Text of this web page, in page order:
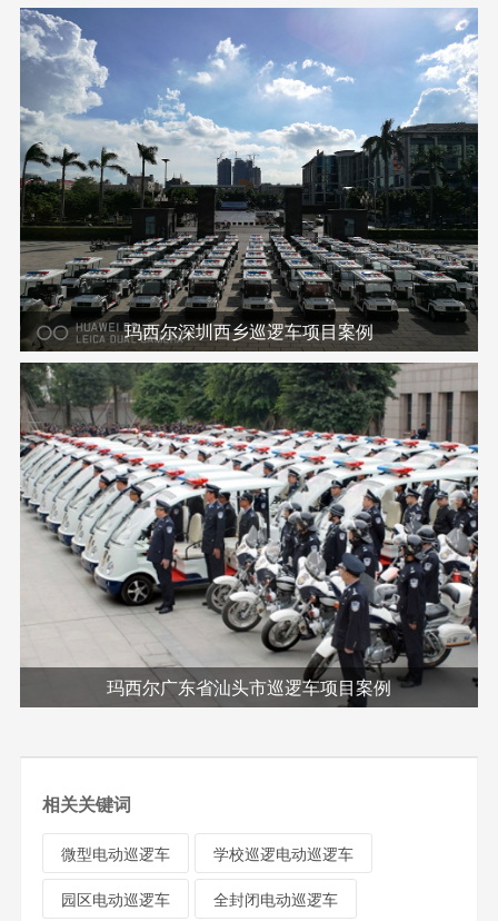
玛西尔深圳西乡巡逻车项目案例
玛西尔广东省汕头市巡逻车项目案例
相关关键词
微型电动巡逻车 学校巡逻电动巡逻车
园区电动巡逻车 全封闭电动巡逻车